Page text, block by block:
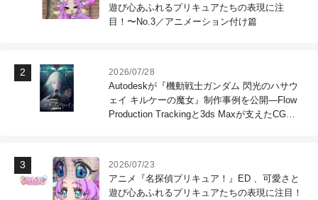
遊び心あふれるプリキュアたちの表現に注
目！〜No.3／アニメーション付け篇
2026/07/28
Autodeskが『機動戦士ガンダム 閃光のハサウ
ェイ キルケーの魔女』制作事例を公開―Flow
Production Trackingと3ds Maxが支えたCG制
2026/07/23
アニメ『名探偵プリキュア！』ED 、可愛さと
遊び心あふれるプリキュアたちの表現に注目！